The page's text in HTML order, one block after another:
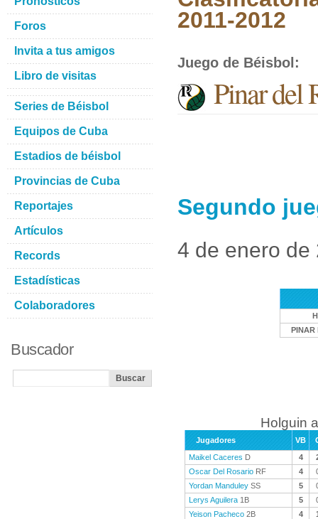
2011-2012
Juego de Béisbol :
Pinar del
Segundo
4 de enero de
PINAR
Holguin
Jugadores VB
Maikel Caceres D 4
Oscar Del Rosario RF 4
Yordan Manduley SS 5
Lerys Aguilera 1B 5
Yeison Pacheco 2B 4
Foros
Invita a tus amigos
Libro de visitas
Series de Béisbol
Equipos de Cuba
Estadios de béisbol
Provincias de Cuba
Reportajes
Artículos
Records
Estadísticas
Colaboradores
Buscador